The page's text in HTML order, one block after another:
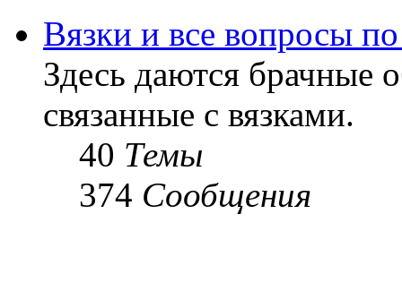
Вязки и все вопросы
Здесь даются брачные
связанные с вязками.
40 Темы
374 Сообщения